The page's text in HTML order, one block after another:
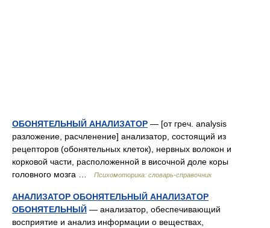
ОБОНЯТЕЛЬНЫЙ АНАЛИЗАТОР — [от греч. analysis
разложение, расчленение] анализатор, состоящий из
рецепторов (обонятельных клеток), нервных волокон и
корковой части, расположенной в височной доле коры
головного мозга …
Психомоторика: cловарь-справочник
АНАЛИЗАТОР ОБОНЯТЕЛЬНЫЙ АНАЛИЗАТОР
ОБОНЯТЕЛЬНЫЙ — анализатор, обеспечивающий
восприятие и анализ информации о веществах,